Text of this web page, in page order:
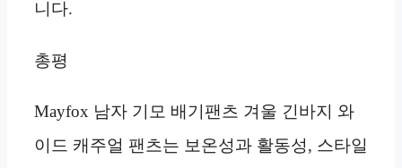
니다.
총평
Mayfox 남자 기모 배기팬츠 겨울 긴바지 와
이드 캐주얼 팬츠는 보온성과 활동성, 스타일